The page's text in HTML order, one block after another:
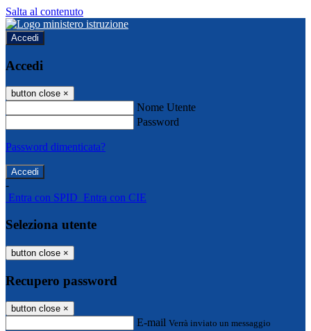
Salta al contenuto
Accedi
Accedi
button close ×
Nome Utente
Password
Password dimenticata?
-
Entra con SPID Entra con CIE
Seleziona utente
button close ×
Recupero password
button close ×
E-mail Verrà inviato un messaggio